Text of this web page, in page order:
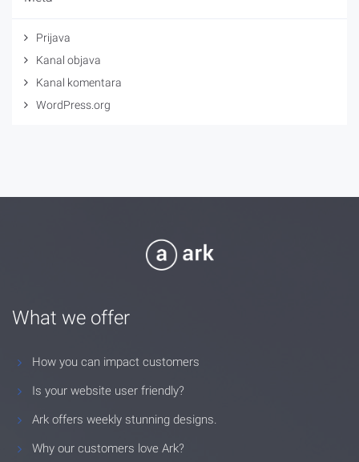
Prijava
Kanal objava
Kanal komentara
WordPress.org
What we offer
How you can impact customers
Is your website user friendly?
Ark offers weekly stunning designs.
Why our customers love Ark?